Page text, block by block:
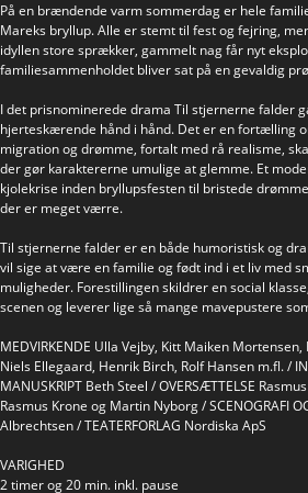
På en brændende varm sommerdag er hele
Mareks bryllup. Alle er stemt til fest og fejring,
idyllen store sprækker, gammelt nag får nyt
familiesammenholdet bliver sat på en gevaldig
I det prisnominerede drama Til stjernerne falder
hjerteskærende hånd i hånd. Det er en fortælling
migration og drømme, fortalt med rå realisme,
der gør karaktererne umulige at glemme. Et
kjolekrise inden bryllupsfesten til bristede
der er meget værre.
Til stjernerne falder er en både humoristisk og
vil sige at være en familie og født ind i et liv med
muligheder. Forestillingen skildrer en social
scenen og leverer lige så mange mavepustere
MEDVIRKENDE Ulla Vejby, Kitt Maiken
Niels Ellegaard, Henrik Birch, Rolf Hansen m.fl. /
MANUSKRIPT Beth Steel / OVERSÆTTELSE
Rasmus Krone og Martin Nyborg / SCENOGRAFI
Albrechtsen / TEATERFORLAG Nordiska ApS
VARIGHED
2 timer og 20 min. inkl. pause